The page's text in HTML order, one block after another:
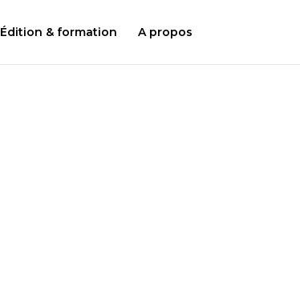
Édition & formation A propos